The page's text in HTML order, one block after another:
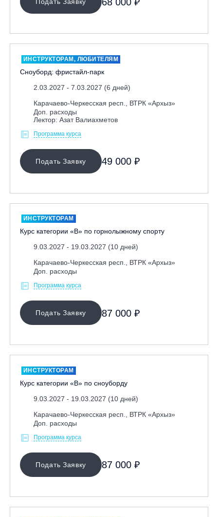
Ярославль, СП «Изгиб»
ИНСТРУКТОРАМ, ЛЮБИТЕЛЯМ
Сноуборд: фристайл-парк
2.03.2027 - 7.03.2027 (6 дней)
Карачаево-Черкесская респ., ВТРК «Архыз»
Доп. расходы
Лектор: Азат Валиахметов
Программа курса
Подать Заявку 49 000 ₽
ИНСТРУКТОРАМ
Курс категории «В» по горнолыжному спорту
9.03.2027 - 19.03.2027 (10 дней)
Карачаево-Черкесская респ., ВТРК «Архыз»
Доп. расходы
Программа курса
Подать Заявку 87 000 ₽
ИНСТРУКТОРАМ
Курс категории «В» по сноуборду
9.03.2027 - 19.03.2027 (10 дней)
Карачаево-Черкесская респ., ВТРК «Архыз»
Доп. расходы
Программа курса
Подать Заявку 87 000 ₽